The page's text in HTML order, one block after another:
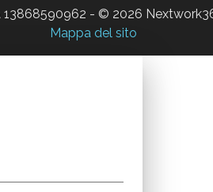
- © 2026
Mappa del sito